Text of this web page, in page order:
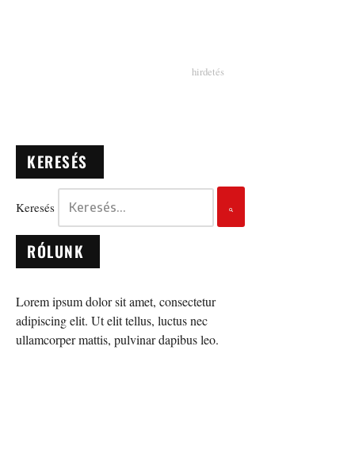
KERESÉS
Keresés
RÓLUNK
Lorem ipsum dolor sit amet, consectetur
adipiscing elit. Ut elit tellus, luctus nec
ullamcorper mattis, pulvinar dapibus leo.